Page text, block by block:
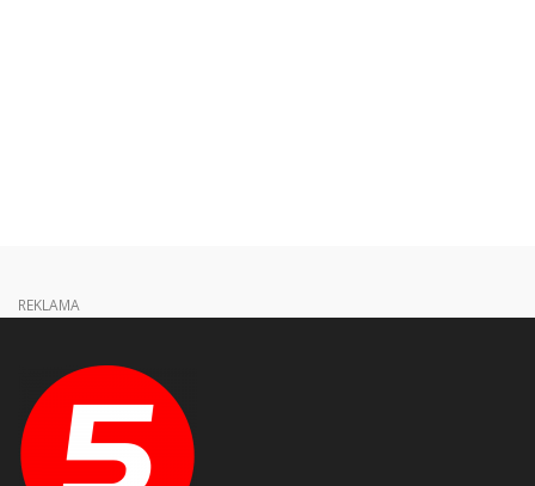
REKLAMA